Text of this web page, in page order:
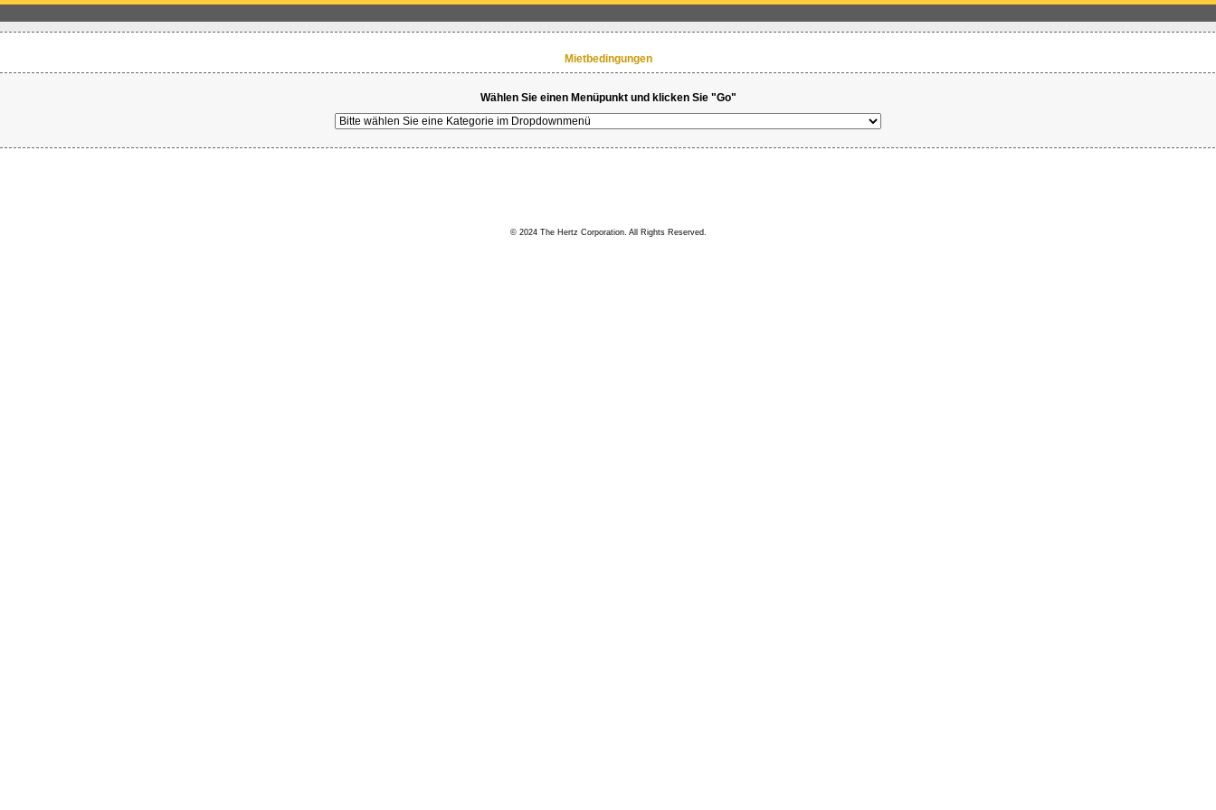
Mietbedingungen
Wählen Sie einen Menüpunkt und klicken Sie "Go"
© 2024 The Hertz Corporation. All Rights Reserved.